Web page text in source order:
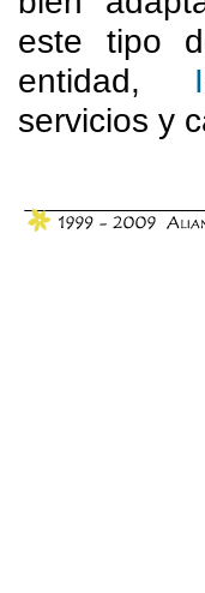
este tipo
entidad,
servicios y